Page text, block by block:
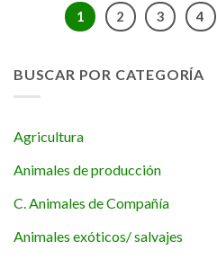
1 2 3 4
BUSCAR POR CATEGORÍA
Agricultura
Animales de producción
C. Animales de Compañía
Animales exóticos/ salvajes